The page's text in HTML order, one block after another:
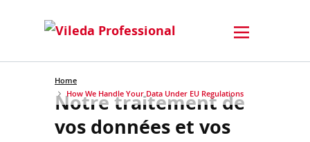
Home
How We Handle Your Data Under EU Regulations
Notre traitement de
vos données et vos